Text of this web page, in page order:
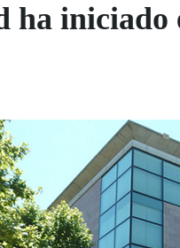
iniciado